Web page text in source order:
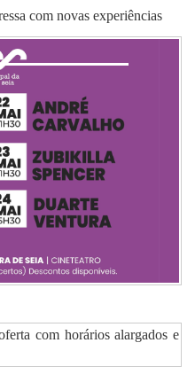
com novas experiências